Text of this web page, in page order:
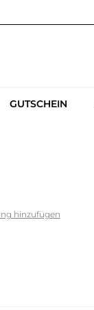
GUTSCHEIN
hinzufügen